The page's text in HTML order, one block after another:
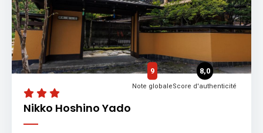
Nikko Hoshino Yado
9
Note globale
8,0
Score d'authenticité